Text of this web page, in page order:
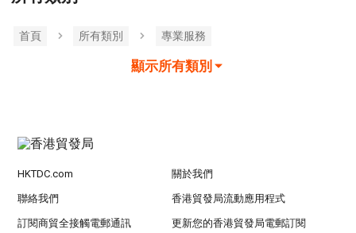
首頁 所有類別 專業服務
顯示所有類別
HKTDC.com 關於我們
聯絡我們 香港貿發局流動應用程式
訂閱商貿全接觸電郵通訊 更新您的香港貿發局電郵訂閱